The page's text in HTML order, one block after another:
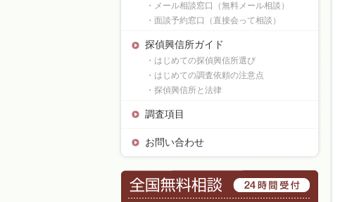
・メール相談窓口（無料メール相談）
・面談予約窓口（直接会って相談）
探偵興信所ガイド
・はじめての探偵興信所選び
・はじめての調査依頼の注意点
・探偵興信所と法律
調査項目
お問い合わせ